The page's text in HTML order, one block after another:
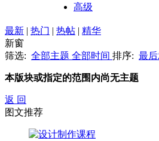
高级
最新 | 热门 | 热帖 | 精华
新窗
筛选: 全部主题 全部时间 排序: 最
本版块或指定的范围内尚无主题
返 回
图文推荐